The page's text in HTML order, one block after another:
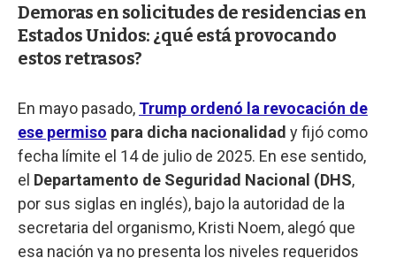
Demoras en solicitudes de residencias en
Estados Unidos: ¿qué está provocando
estos retrasos?
En mayo pasado, Trump ordenó la revocación de
ese permiso para dicha nacionalidad y fijó como
fecha límite el 14 de julio de 2025. En ese sentido,
el Departamento de Seguridad Nacional (DHS,
por sus siglas en inglés), bajo la autoridad de la
secretaria del organismo, Kristi Noem, alegó que
esa nación ya no presenta los niveles requeridos